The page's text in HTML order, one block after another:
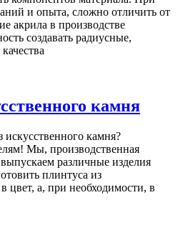
и опыта, сложно отличить от
акрила в производстве
создавать радиусные,
камня
искусственного камня?
Мы, производственная
различные изделия
плинтуса из
цвет, а, при необходимости, в